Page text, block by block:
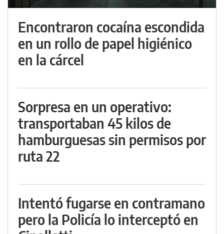
Encontraron cocaína escondida
en un rollo de papel higiénico
en la cárcel
Sorpresa en un operativo:
transportaban 45 kilos de
hamburguesas sin permisos por
ruta 22
Intentó fugarse en contramano
pero la Policía lo interceptó en